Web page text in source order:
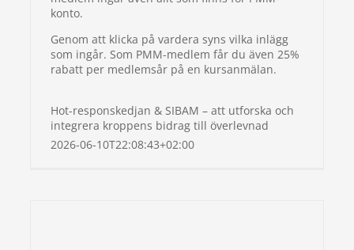
konto.
Genom att klicka på vardera syns vilka inlägg
som ingår. Som PMM-medlem får du även 25%
rabatt per medlemsår på en kursanmälan.
Hot-responskedjan & SIBAM – att utforska och
integrera kroppens bidrag till överlevnad
2026-06-10T22:08:43+02:00